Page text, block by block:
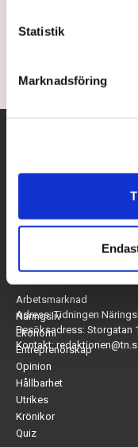
Statistik
Marknadsföring
företagaren Anders
Adress: Tidningen
Besöksadress: Storgatan
Kontakt:
Arbetsmarknad
Näringsliv
Ekonomi
Entreprenörskap
Opinion
Hållbarhet
Utrikes
Krönikor
Quiz